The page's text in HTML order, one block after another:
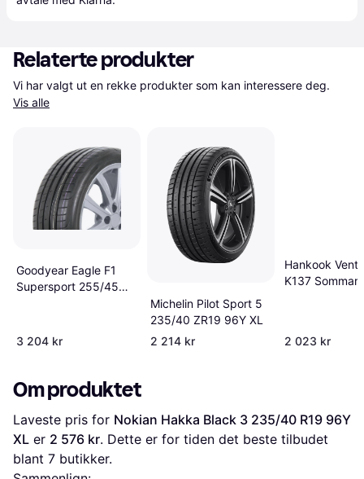
Relaterte produkter
Vis alle
Goodyear Eagle F1
Supersport 255/45
3 204 kr
Michelin Pilot Sport 5
235/40 ZR19 96Y XL
2 214 kr
Hankook
K137
2 023 kr
Om produktet
Laveste pris for Nokian Hakka Black 3 235/40 R19 96Y
XL er 2 576 kr. Dette er for tiden det beste tilbudet
blant 7 butikker.